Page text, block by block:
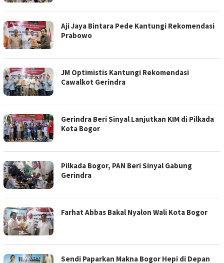
Aji Jaya Bintara Pede Kantungi Rekomendasi
Prabowo
JM Optimistis Kantungi Rekomendasi
Cawalkot Gerindra
Gerindra Beri Sinyal Lanjutkan KIM di Pilkada
Kota Bogor
Pilkada Bogor, PAN Beri Sinyal Gabung
Gerindra
Farhat Abbas Bakal Nyalon Wali Kota Bogor
Sendi Paparkan Makna Bogor Hepi di Depan